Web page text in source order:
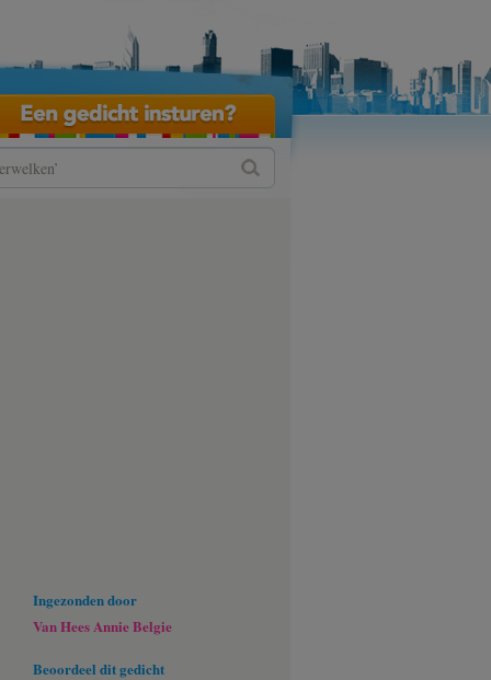
Ingezonden door
Van Hees Annie Belgie
Beoordeel dit gedicht